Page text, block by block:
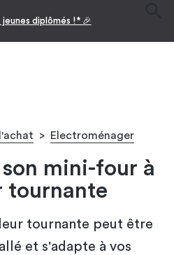
jeunes diplômés !* 🎉
> Electroménager
mini-four à
tournante
tournante peut être
et s'adapte à vos